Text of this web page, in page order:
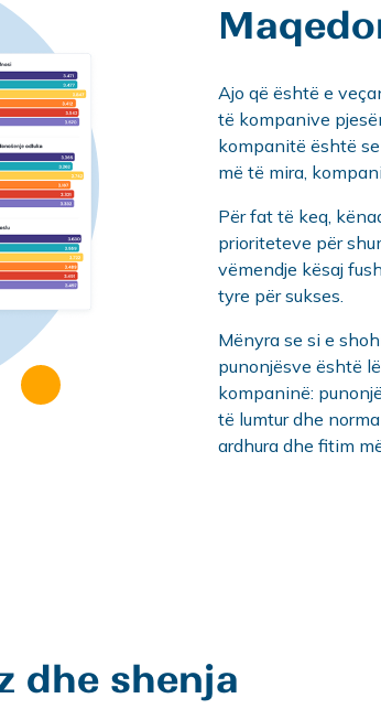
Ajo që është e
të kompanive
kompanitë është
më të mira,
Për fat të keq,
prioriteteve për
vëmendje kësaj
tyre për sukses.
Mënyra se si e
punonjësve është
kompaninë:
të lumtur dhe
ardhura dhe fitim
dhe shenja